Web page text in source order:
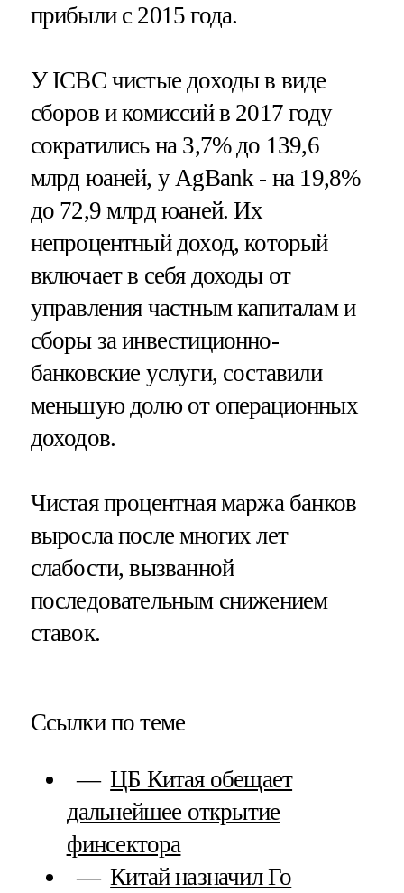
прибыли с 2015 года.
У ICBC чистые доходы в виде
сборов и комиссий в 2017 году
сократились на 3,7% до 139,6
млрд юаней, у AgBank - на 19,8%
до 72,9 млрд юаней. Их
непроцентный доход, который
включает в себя доходы от
управления частным капиталам и
сборы за инвестиционно-
банковские услуги, составили
меньшую долю от операционных
доходов.
Чистая процентная маржа банков
выросла после многих лет
слабости, вызванной
последовательным снижением
ставок.
Ссылки по теме
ЦБ Китая обещает
дальнейшее открытие
финсектора
Китай назначил Го